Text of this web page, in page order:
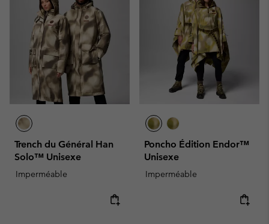
Trench du Général Han
Solo™ Unisexe
Imperméable
Poncho Édition Endor™
Unisexe
Imperméable